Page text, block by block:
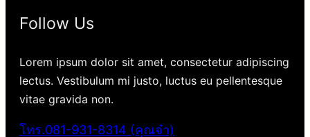
Follow Us
Lorem ipsum dolor sit amet, consectetur adipiscing
lectus. Vestibulum mi justo, luctus eu pellentesque
vitae gravida non.
โทร.081-931-8314 (คุณจ๋า)